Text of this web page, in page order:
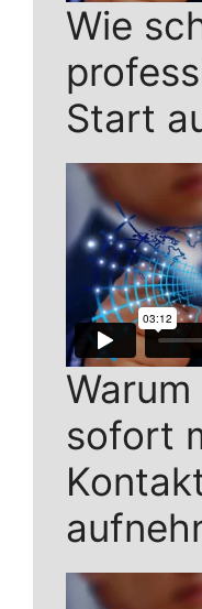
Wie
Start
sofort